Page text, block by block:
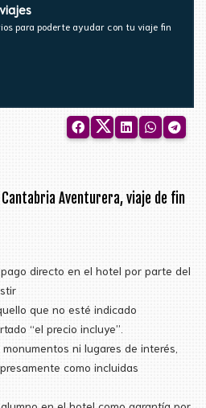
para poderte ayudar con tu viaje fin
Aventurera, viaje de fin
directo en el hotel por parte del
que no esté indicado
“el precio incluye”.
ni lugares de interés,
como incluidas